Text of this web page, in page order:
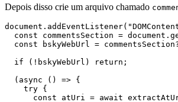
Depois disso crie um arquivo chamado
document . addEventListener(
const
commentsSection = document .
const
bskyWebUrl = commentsSection
if
( ! bskyWebUrl ) return ;
( async () => {
try {
const
atUri = await